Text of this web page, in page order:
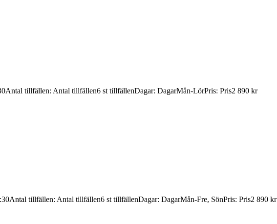
Antal tillfällen: Antal tillfällen6 st tillfällenDagar: DagarMån-LörPris: Pris2 890 kr
Antal tillfällen: Antal tillfällen6 st tillfällenDagar: DagarMån-Fre, SönPris: Pris2 890 kr